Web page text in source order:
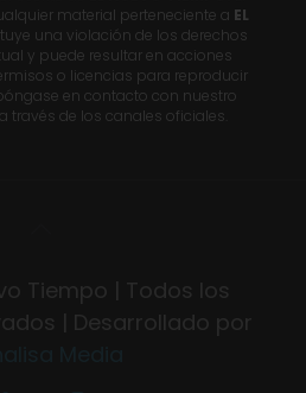
material perteneciente a EL
una violación de los derechos
y puede resultar en acciones
o licencias para reproducir
en contacto con nuestro
través de los canales oficiales.
Tiempo | Todos los
| Desarrollado por